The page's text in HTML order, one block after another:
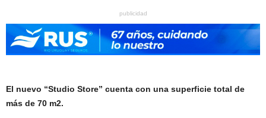
publicidad
El nuevo “Studio Store” cuenta con una superficie total de
más de 70 m2.